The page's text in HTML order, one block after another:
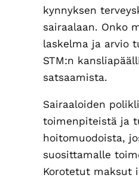
kynnyksen
sairaalaan. Onko
laskelma ja arvio
STM:n
satsaamista.
Sairaaloiden
toimenpiteistä ja
hoitomuodoista,
suosittamalle
Korotetut maksut